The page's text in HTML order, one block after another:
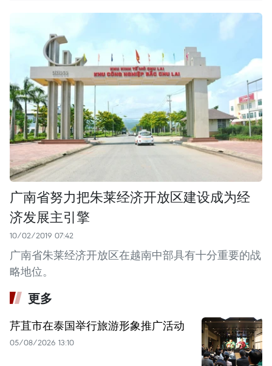
广南省努力把朱莱经济开放区建设成为经
济发展主引擎
10/02/2019 07:42
广南省朱莱经济开放区在越南中部具有十分重要的战
略地位。
更多
芹苴市在泰国举行旅游形象推广活动
05/08/2026 13:10